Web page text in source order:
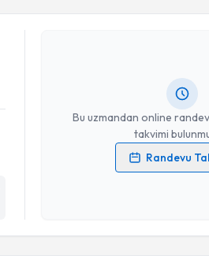
Bu uzmandan online
takvimi
Randevu
Op. Dr. Yaşar Akdoğan
Kişisel verilerimin işlenmesine
Takvim Talebini